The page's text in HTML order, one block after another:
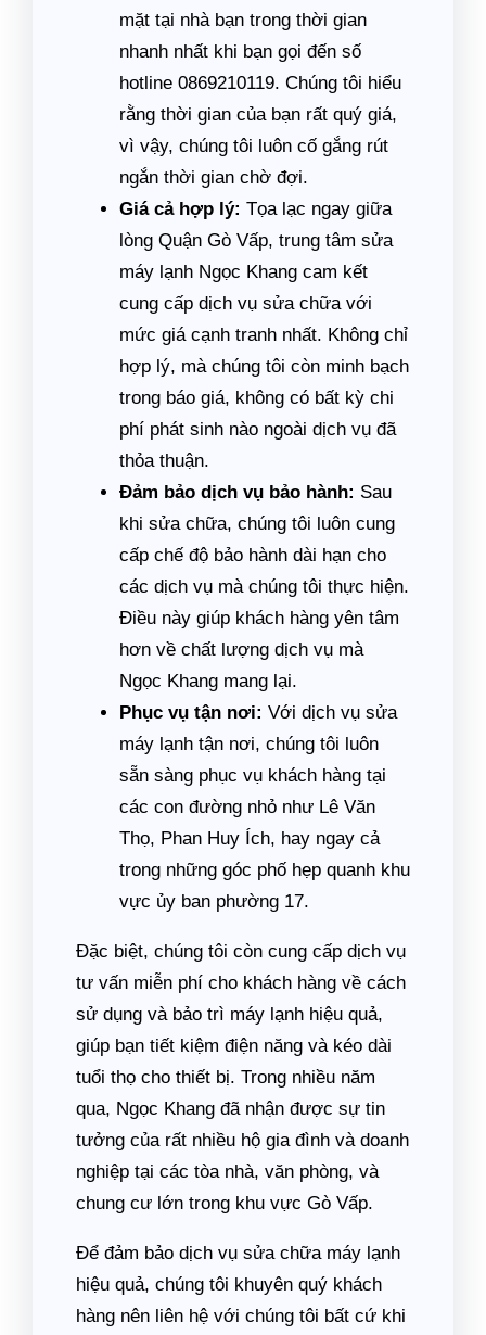
mặt tại nhà bạn trong thời gian
nhanh nhất khi bạn gọi đến số
hotline 0869210119. Chúng tôi hiểu
rằng thời gian của bạn rất quý giá,
vì vậy, chúng tôi luôn cố gắng rút
ngắn thời gian chờ đợi.
Giá cả hợp lý: Tọa lạc ngay giữa
lòng Quận Gò Vấp, trung tâm sửa
máy lạnh Ngọc Khang cam kết
cung cấp dịch vụ sửa chữa với
mức giá cạnh tranh nhất. Không chỉ
hợp lý, mà chúng tôi còn minh bạch
trong báo giá, không có bất kỳ chi
phí phát sinh nào ngoài dịch vụ đã
thỏa thuận.
Đảm bảo dịch vụ bảo hành: Sau
khi sửa chữa, chúng tôi luôn cung
cấp chế độ bảo hành dài hạn cho
các dịch vụ mà chúng tôi thực hiện.
Điều này giúp khách hàng yên tâm
hơn về chất lượng dịch vụ mà
Ngọc Khang mang lại.
Phục vụ tận nơi: Với dịch vụ sửa
máy lạnh tận nơi, chúng tôi luôn
sẵn sàng phục vụ khách hàng tại
các con đường nhỏ như Lê Văn
Thọ, Phan Huy Ích, hay ngay cả
trong những góc phố hẹp quanh khu
vực ủy ban phường 17.
Đặc biệt, chúng tôi còn cung cấp dịch vụ
tư vấn miễn phí cho khách hàng về cách
sử dụng và bảo trì máy lạnh hiệu quả,
giúp bạn tiết kiệm điện năng và kéo dài
tuổi thọ cho thiết bị. Trong nhiều năm
qua, Ngọc Khang đã nhận được sự tin
tưởng của rất nhiều hộ gia đình và doanh
nghiệp tại các tòa nhà, văn phòng, và
chung cư lớn trong khu vực Gò Vấp.
Để đảm bảo dịch vụ sửa chữa máy lạnh
hiệu quả, chúng tôi khuyên quý khách
hàng nên liên hệ với chúng tôi bất cứ khi